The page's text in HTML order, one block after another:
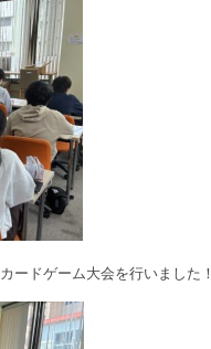
ードゲーム大会を行いました！